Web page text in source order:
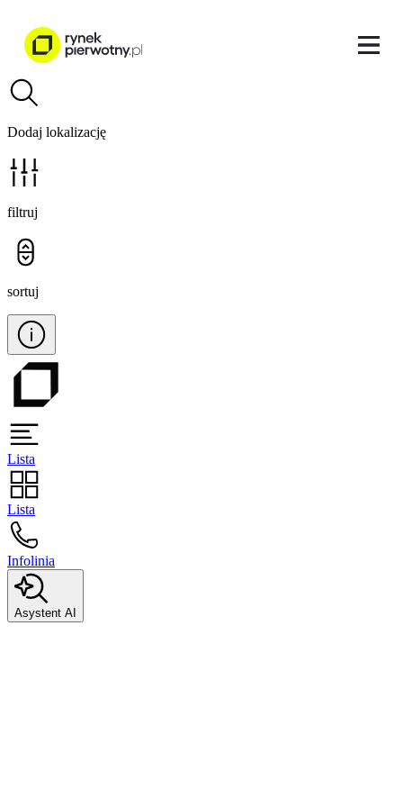
Dodaj lokalizację
filtruj
sortuj
Lista
Lista
Infolinia
Asystent AI